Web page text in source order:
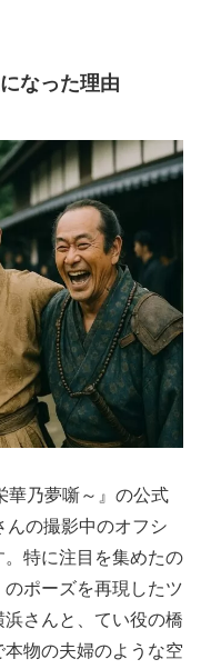
なった理由
華乃夢噺～』の公式
んの撮影中のオフシ
。特に注目を集めたの
ポーズを再現したツ
さんと、てい役の橋
物の夫婦のような空